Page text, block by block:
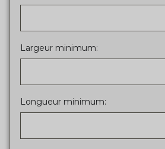
Largeur minimum:
Longueur minimum: